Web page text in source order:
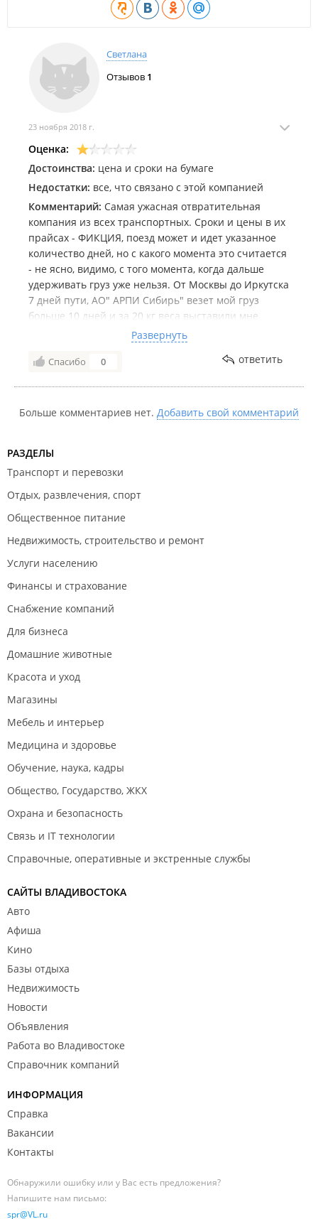
Светлана
Отзывов 1
23 ноября 2018 г.
Оценка:
Достоинства: цена и сроки на бумаге
Недостатки: все, что связано с этой компанией
Комментарий: Самая ужасная отвратительная
компания из всех транспортных. Сроки и цены в их
прайсах - ФИКЦИЯ, поезд может и идет указанное
количество дней, но с какого момента это считается
- не ясно, видимо, с того момента, когда дальше
удерживать груз уже нельзя. От Москвы до Иркутска
7 дней пути, АО" АРПИ Сибирь" везет мой груз
больше 10 дней и за 20 кг веса выставили мне
сумму в 8000 рублей. НЕ ПОЛЬЗУЙТЕСЬ УСЛУГАМИ
ДАННОЙ КОМПАНИИ, за такие деньги можно
самолетом привезти, либо другой ТК быстрее и
Развернуть
Спасибо 0 ответить
Больше комментариев нет. Добавить свой комментарий
РАЗДЕЛЫ
Транспорт и перевозки
Отдых, развлечения, спорт
Общественное питание
Недвижимость, строительство и ремонт
Услуги населению
Финансы и страхование
Снабжение компаний
Для бизнеса
Домашние животные
Красота и уход
Магазины
Мебель и интерьер
Медицина и здоровье
Обучение, наука, кадры
Общество, Государство, ЖКХ
Охрана и безопасность
Связь и IT технологии
Справочные, оперативные и экстренные службы
САЙТЫ ВЛАДИВОСТОКА
Авто
Афиша
Кино
Базы отдыха
Недвижимость
Новости
Объявления
Работа во Владивостоке
Справочник компаний
ИНФОРМАЦИЯ
Справка
Вакансии
Контакты
Обнаружили ошибку или у Вас есть предложения?
Напишите нам письмо:
spr@VL.ru